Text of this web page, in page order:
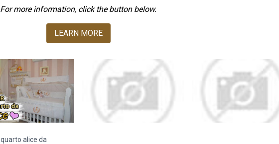
For more information, click the button below.
LEARN MORE
quarto alice da